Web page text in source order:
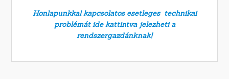
Honlapunkkal kapcsolatos esetleges technikai
problémát ide kattintva jelezheti a
rendszergazdánknak!